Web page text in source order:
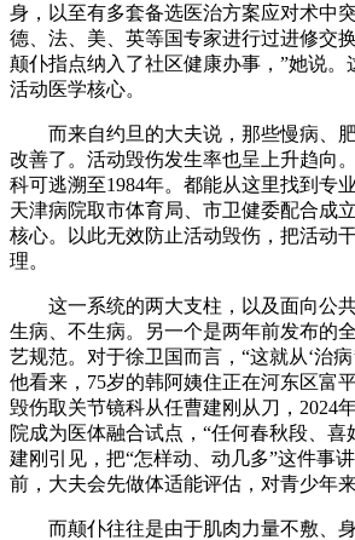
身，以至有多套备选医治方案应对术中
德、法、美、英等国专家进行过进修交
颠仆指点纳入了社区健康办事，”她说。
活动医学核心。
而来自约旦的大夫说，那些慢病、肥
改善了。活动毁伤发生率也呈上升趋向
科可逃溯至1984年。都能从这里找到专
天津病院取市体育局、市卫健委配合成
核心。以此无效防止活动毁伤，把活动
理。
这一系统的两大支柱，以及面向公共
生病、不生病。另一个是两年前发布的
艺规范。对于徐卫国而言，“这就从‘治病
他看来，75岁的韩阿姨住正在河东区富
毁伤取关节镜科从任曹建刚从刀，2024
院成为医体融合试点，“任何春秋段、
建刚引见，把“怎样动、动几多”这件事
前，大夫会先做体适能评估，对青少年
而颠仆往往是由于肌肉力量不敷、身